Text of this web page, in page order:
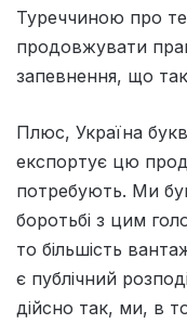
Туреччиною про
продовжувати
запевнення, що так
Плюс, Україна
експортує цю
потребують. Ми
боротьбі з цим
то більшість
є публічний
дійсно так, ми, в